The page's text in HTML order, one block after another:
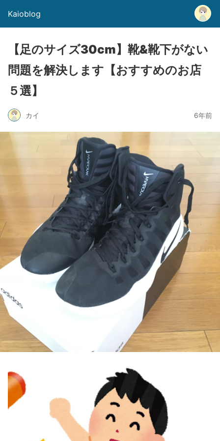
Kaioblog
【足のサイズ30cm】靴&靴下がない
問題を解決します【おすすめのお店
５選】
カイ 6年前